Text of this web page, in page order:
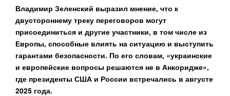
Владимир Зеленский выразил мнение, что к
двустороннему треку переговоров могут
присоединиться и другие участники, в том числе из
Европы, способные влиять на ситуацию и выступить
гарантами безопасности. По его словам, «украинские
и европейские вопросы решаются не в Анкоридже»,
где президенты США и России встречались в августе
2025 года.